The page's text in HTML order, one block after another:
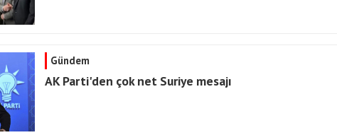
Gündem
AK Parti'den çok net Suriye mesajı